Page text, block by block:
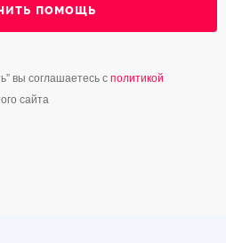
помощь
вы соглашаетесь с политикой
сайта